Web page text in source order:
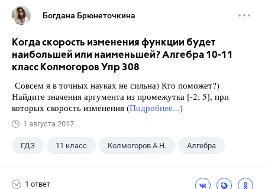
Богдана Брюнеточкина
Когда скорость изменения функции будет
наибольшей или наименьшей? Алгебра 10-11
класс Колмогоров Упр 308
Совсем я в точных науках не сильна) Кто поможет?)
Найдите значения аргумента из промежутка [-2; 5], при
которых скорость изменения (Подробнее...)
1 августа 2017
ГДЗ 11 класс Колмогоров А.Н. Алгебра
1 ответ